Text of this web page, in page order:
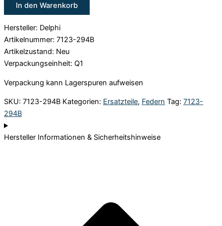
In den Warenkorb
Hersteller: Delphi
Artikelnummer: 7123-294B
Artikelzustand: Neu
Verpackungseinheit: Q1
Verpackung kann Lagerspuren aufweisen
SKU: 7123-294B Kategorien: Ersatzteile, Federn Tag: 7123-
294B
Hersteller Informationen & Sicherheitshinweise